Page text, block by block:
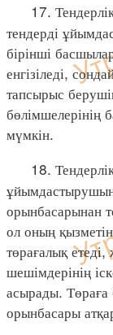
17. Тендерлік
тендерді
бірінші
енгізіледі,
тапсырыс
бөлімшелерінің
мүмкін.
18. Тендерлік
орынбасарынан
ол оның
төрағалық
шешімдерінің
асырады.
орынбасары